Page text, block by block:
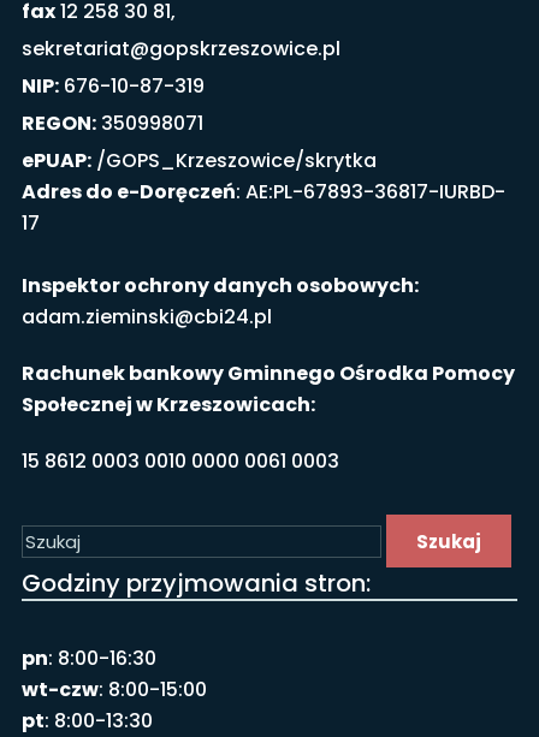
fax12 258 30 81,
sekretariat@gopskrzeszowice.pl
NIP:676-10-87-319
REGON:350998071
ePUAP:/GOPS_Krzeszowice/skrytka
Adres do e-Doręczeń: AE:PL-67893-36817-IURBD-
17
Inspektor ochrony danych osobowych:
adam.zieminski@cbi24.pl
Rachunek bankowy Gminnego Ośrodka Pomocy
Społecznej w Krzeszowicach:
15 8612 0003 0010 0000 0061 0003
Szukaj
Godziny przyjmowania stron:
pn: 8:00-16:30
wt-czw: 8:00-15:00
pt: 8:00-13:30